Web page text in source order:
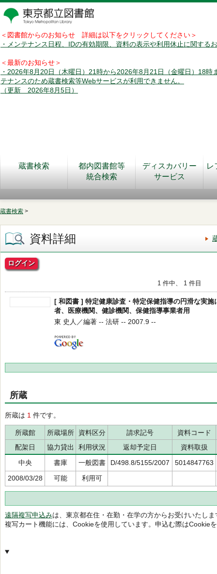
＜図書館からのお知らせ 詳細は以下をクリックしてください＞
・メンテナンス日程、IDの有効期限、資料の表示や利用休止に関する
＜最新のお知らせ＞
・2026年8月20日（木曜日）21時から2026年8月21日（金曜日）18時
テナンスのため蔵書検索等Webサービスが利用できません。
（更新 2026年8月5日）
蔵書検索
都内図書館等
統合検索
ディスカバリー
サービス
レ
蔵書検索 >
資料詳細
ログイン
1 件中、 1 件目
[ 和図書 ] 特定健康診査・特定保健指導の円滑な実施
者、医療機関、健診機関、保健指導事業者用
東 史人／編著 -- 法研 -- 2007.9 --
所蔵
所蔵は 1 件です。
所蔵館 所蔵場所 資料区分 請求記号
資料コード
配架日
協力貸出 利用状況 返却予定日
資料取扱
中央
書庫 一般図書 D/498.8/5155/2007
5014847763
2008/03/28
可能 利用可
遠隔複写申込みは、東京都在住・在勤・在学の方からお受けいたしま
複写カート機能には、Cookieを使用しています。申込む際はCookie